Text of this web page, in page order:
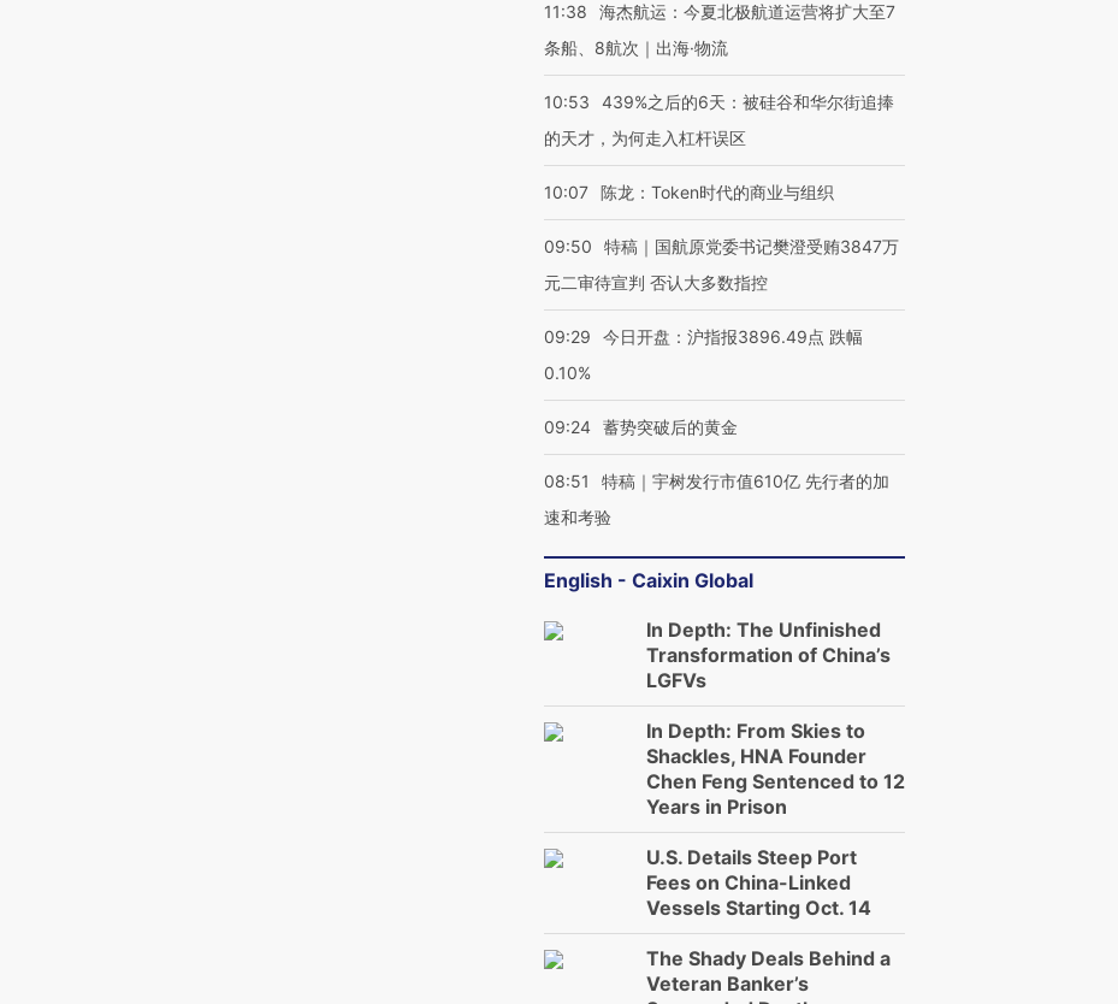
11:38
海杰航运：今夏北极航道运营将扩大至7
条船、8航次｜出海·物流
10:53
439%之后的6天：被硅谷和华尔街追捧
的天才，为何走入杠杆误区
10:07 陈龙：Token时代的商业与组织
09:50
特稿｜国航原党委书记樊澄受贿3847万
元二审待宣判 否认大多数指控
09:29
今日开盘：沪指报3896.49点 跌幅
0.10%
09:24 蓄势突破后的黄金
08:51
特稿｜宇树发行市值610亿 先行者的加
速和考验
English - Caixin Global
In Depth: The Unfinished
Transformation of China’s
LGFVs
In Depth: From Skies to
Shackles, HNA Founder
Chen Feng Sentenced to 12
Years in Prison
U.S. Details Steep Port
Fees on China-Linked
Vessels Starting Oct. 14
The Shady Deals Behind a
Veteran Banker’s